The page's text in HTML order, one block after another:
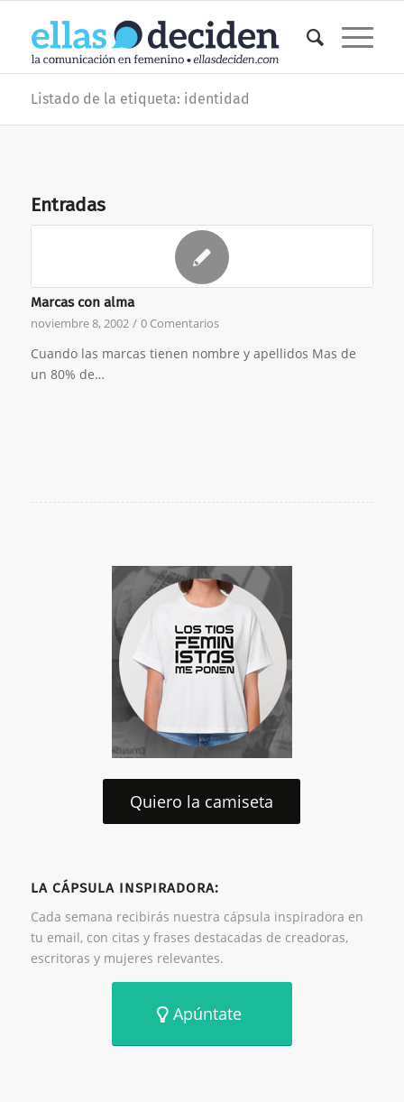
Listado de la etiqueta: identidad
Entradas
Marcas con alma
noviembre 8, 2002 / 0 Comentarios
Cuando las marcas tienen nombre y apellidos Mas de
un 80% de…
Quiero la camiseta
LA CÁPSULA INSPIRADORA:
Cada semana recibirás nuestra cápsula inspiradora en
tu email, con citas y frases destacadas de creadoras,
escritoras y mujeres relevantes.
Apúntate